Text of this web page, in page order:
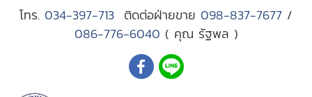
โทร. 034-397-713 ติดต่อฝ่ายขาย 098-837-7677 /
086-776-6040 ( คุณ รัฐพล )